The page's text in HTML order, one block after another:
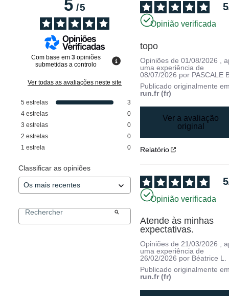
5/5
Com base em 3 opiniões
submetidas a controlo
Ver todas as avaliações neste site
5 estrelas
3
4 estrelas
0
3 estrelas
0
2 estrelas
0
1 estrela 0
Classificar as opiniões
5
Opinião verificada
topo
Opiniões de01/08/2026
,
uma experiência de
08/07/2026 por PASCALE
Publicado originalmente
run.fr (fr)
Ver a avaliação
original
Relatório
5
Opinião verificada
Atende às minhas
expectativas.
Opiniões de21/03/2026 ,
uma experiência de
26/02/2026 por Béatrice L.
Publicado originalmente
run.fr (fr)